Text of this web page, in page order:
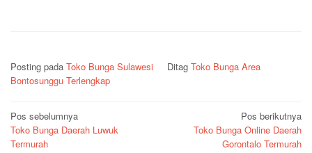
Posting pada Toko Bunga Sulawesi Ditag Toko Bunga Area
Bontosunggu Terlengkap
Navigasi
pos
Pos sebelumnya
Toko Bunga Daerah Luwuk
Termurah
Pos berikutnya
Toko Bunga Online Daerah
Gorontalo Termurah